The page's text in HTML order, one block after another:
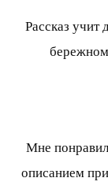
Рассказ учит
Мне
описанием